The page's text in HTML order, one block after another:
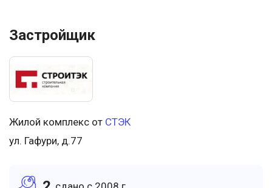
Застройщик
Жилой комплекс от СТЭК
ул. Гафури, д.77